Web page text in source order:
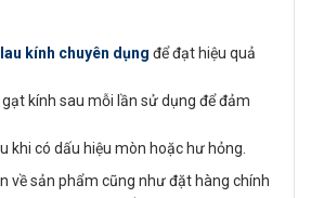
kính chuyên dụng để đạt hiệu quả
kính sau mỗi lần sử dụng để đảm
khi có dấu hiệu mòn hoặc hư hỏng.
về sản phẩm cũng như đặt hàng chính